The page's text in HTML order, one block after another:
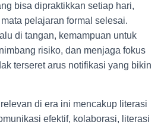
bisa dipraktikkan setiap hari,
pelajaran formal selesai.
di tangan, kemampuan untuk
risiko, dan menjaga fokus
terseret arus notifikasi yang bikin
di era ini mencakup literasi
efektif, kolaborasi, literasi